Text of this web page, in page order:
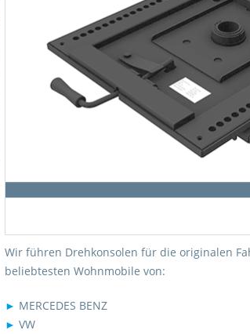
Wir führen Drehkonsolen für die originalen
beliebtesten Wohnmobile von:
► MERCEDES BENZ
► VW